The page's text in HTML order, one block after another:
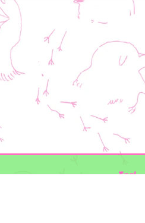
Taal